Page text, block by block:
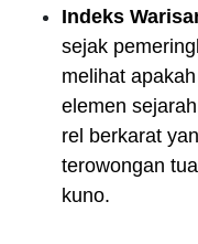
Indeks
sejak
melihat
elemen
rel berkarat
terowongan
kuno.